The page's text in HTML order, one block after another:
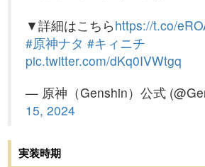
▼詳細はこちらhttps://t.co/
#原神ナタ #キィニチ
pic.twitter.com/dKq0IVWtgq
— 原神（Genshin）公式
15, 2024
実装時期